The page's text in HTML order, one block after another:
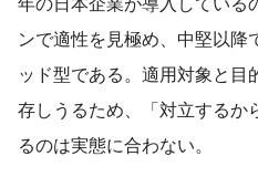
年の日本企業が導入している
ンで適性を見極め、中堅以降
ッド型である。適用対象と目
存しうるため、「対立するか
るのは実態に合わない。